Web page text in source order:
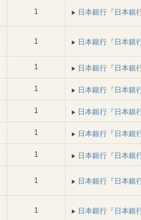
1 日本銀行『日本銀
1 日本銀行『日本銀
1 日本銀行『日本銀
1 日本銀行『日本銀
1 日本銀行『日本銀
1 日本銀行『日本銀
1 日本銀行『日本銀
1 日本銀行『日本銀
1 日本銀行『日本銀